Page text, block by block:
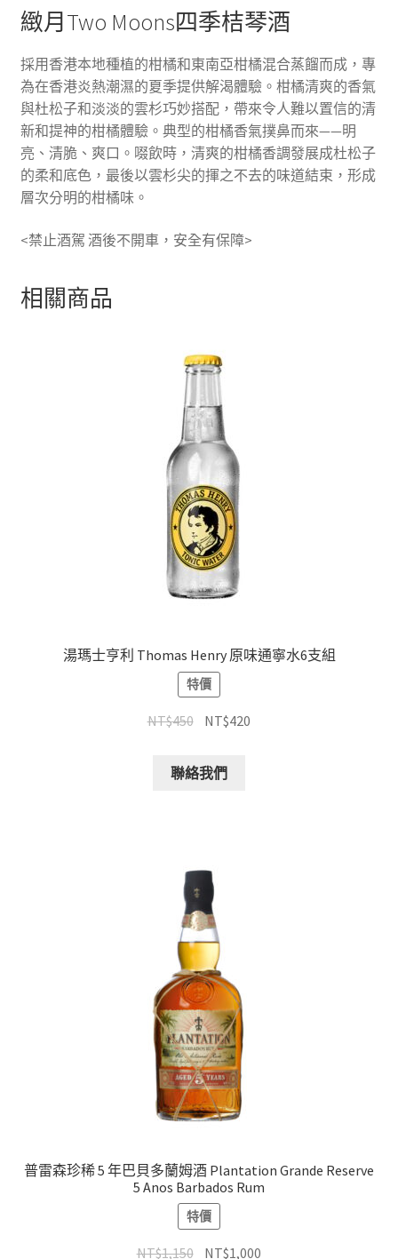
緻月Two Moons四季桔琴酒
採用香港本地種植的柑橘和東南亞柑橘混合蒸餾而成，專
為在香港炎熱潮濕的夏季提供解渴體驗。柑橘清爽的香氣
與杜松子和淡淡的雲杉巧妙搭配，帶來令人難以置信的清
新和提神的柑橘體驗。典型的柑橘香氣撲鼻而來——明
亮、清脆、爽口。啜飲時，清爽的柑橘香調發展成杜松子
的柔和底色，最後以雲杉尖的揮之不去的味道結束，形成
層次分明的柑橘味。
<禁止酒駕 酒後不開車，安全有保障>
相關商品
湯瑪士亨利 Thomas Henry 原味通寧水6支組
特價
NT$450 NT$420
聯絡我們
普雷森珍稀 5 年巴貝多蘭姆酒 Plantation Grande Reserve
5 Anos Barbados Rum
特價
NT$1,150 NT$1,000